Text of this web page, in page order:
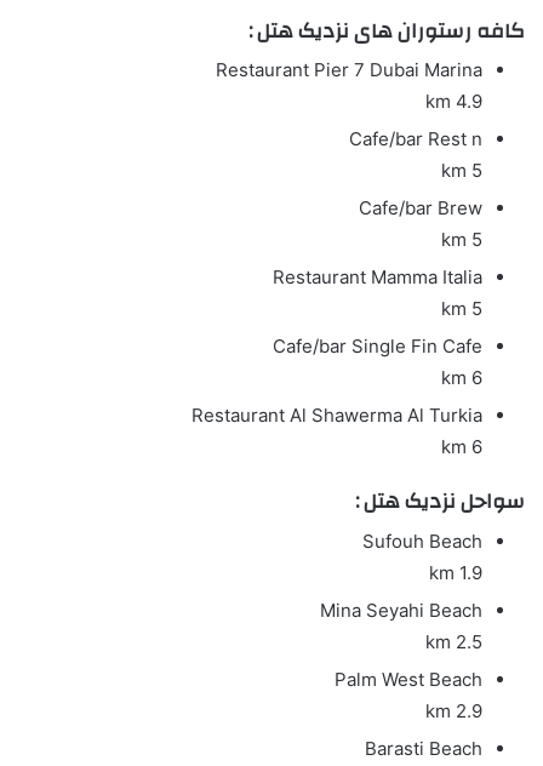
کافه رستوران های نزدیک هتل :
Restaurant Pier 7 Dubai Marina
4.9 km
Cafe/bar Rest n
5 km
Cafe/bar Brew
5 km
Restaurant Mamma Italia
5 km
Cafe/bar Single Fin Cafe
6 km
Restaurant Al Shawerma Al Turkia
6 km
سواحل نزدیک هتل :
Sufouh Beach
1.9 km
Mina Seyahi Beach
2.5 km
Palm West Beach
2.9 km
Barasti Beach